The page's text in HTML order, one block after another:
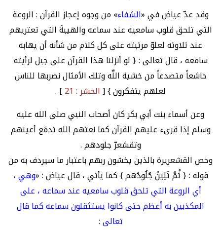
وقد عدّ عياض في «الشفاء» من وجوه إعجاز القرآن : الروعة
التي تلحق قلوب سامعيه عند سماعه والهيبةَ التي تعتريهم
عند تلاوته لعلوّ مرتبته على كل كلام من شأنه أن يهابه
سامعه ، قال تعالى : { لو أنزلنا هذا القرآن على جبل لرأيته
خاشعاً متصدعاً من خشية اللَّه وتلك الأمثال نضربها للناس
لعلهم يتفكرون } [الحشر : 21
] .
وعن أسماء بنت أبي بكر كان أصحاب النبي صلى الله عليه
وسلم إذا قرىء عليهم القرآن كما نعتهم الله تدمَع أعينهم
وتقشعرّ جلودهم .
وخص القشعريرة بالذين يخشون ربهم باعتبار ما سيردف به من
قوله : { ثُمَّ تَلِينُ جُلُودُهم } كما يأتي ، قال عياض : «وهي ،
أي الروعة التي تلحق قلوب سامعيه عند سماعه ، على
المكذبين به أعظم حتى كانوا يستثقلون سماعه كما قال
تعالى :